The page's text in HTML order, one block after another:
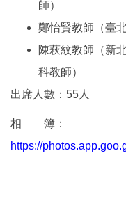
師）
鄭怡賢教師（臺
陳萩紋教師（新
科教師）
出席人數：55人
相 簿：
https://